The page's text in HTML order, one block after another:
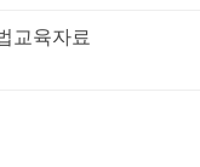
교육자료